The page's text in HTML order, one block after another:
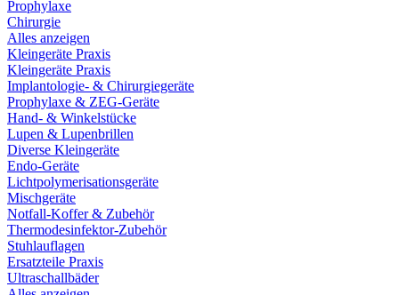
Prophylaxe
Chirurgie
Alles anzeigen
Kleingeräte Praxis
Kleingeräte Praxis
Implantologie- & Chirurgiegeräte
Prophylaxe & ZEG-Geräte
Hand- & Winkelstücke
Lupen & Lupenbrillen
Diverse Kleingeräte
Endo-Geräte
Lichtpolymerisationsgeräte
Mischgeräte
Notfall-Koffer & Zubehör
Thermodesinfektor-Zubehör
Stuhlauflagen
Ersatzteile Praxis
Ultraschallbäder